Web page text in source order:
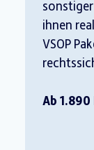
ihnen
VSOP
Ab 1.890